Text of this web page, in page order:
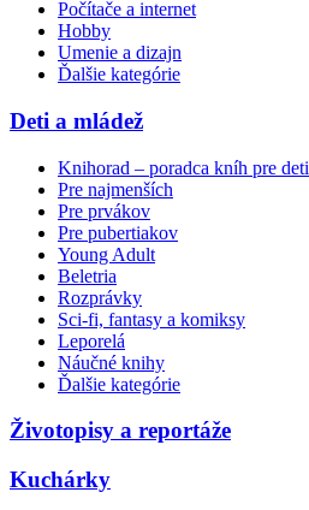
Počítače a internet
Hobby
Umenie a dizajn
Ďalšie kategórie
Deti a mládež
Knihorad – poradca kníh pre deti
Pre najmenších
Pre prvákov
Pre pubertiakov
Young Adult
Beletria
Rozprávky
Sci-fi, fantasy a komiksy
Leporelá
Náučné knihy
Ďalšie kategórie
Životopisy a reportáže
Kuchárky